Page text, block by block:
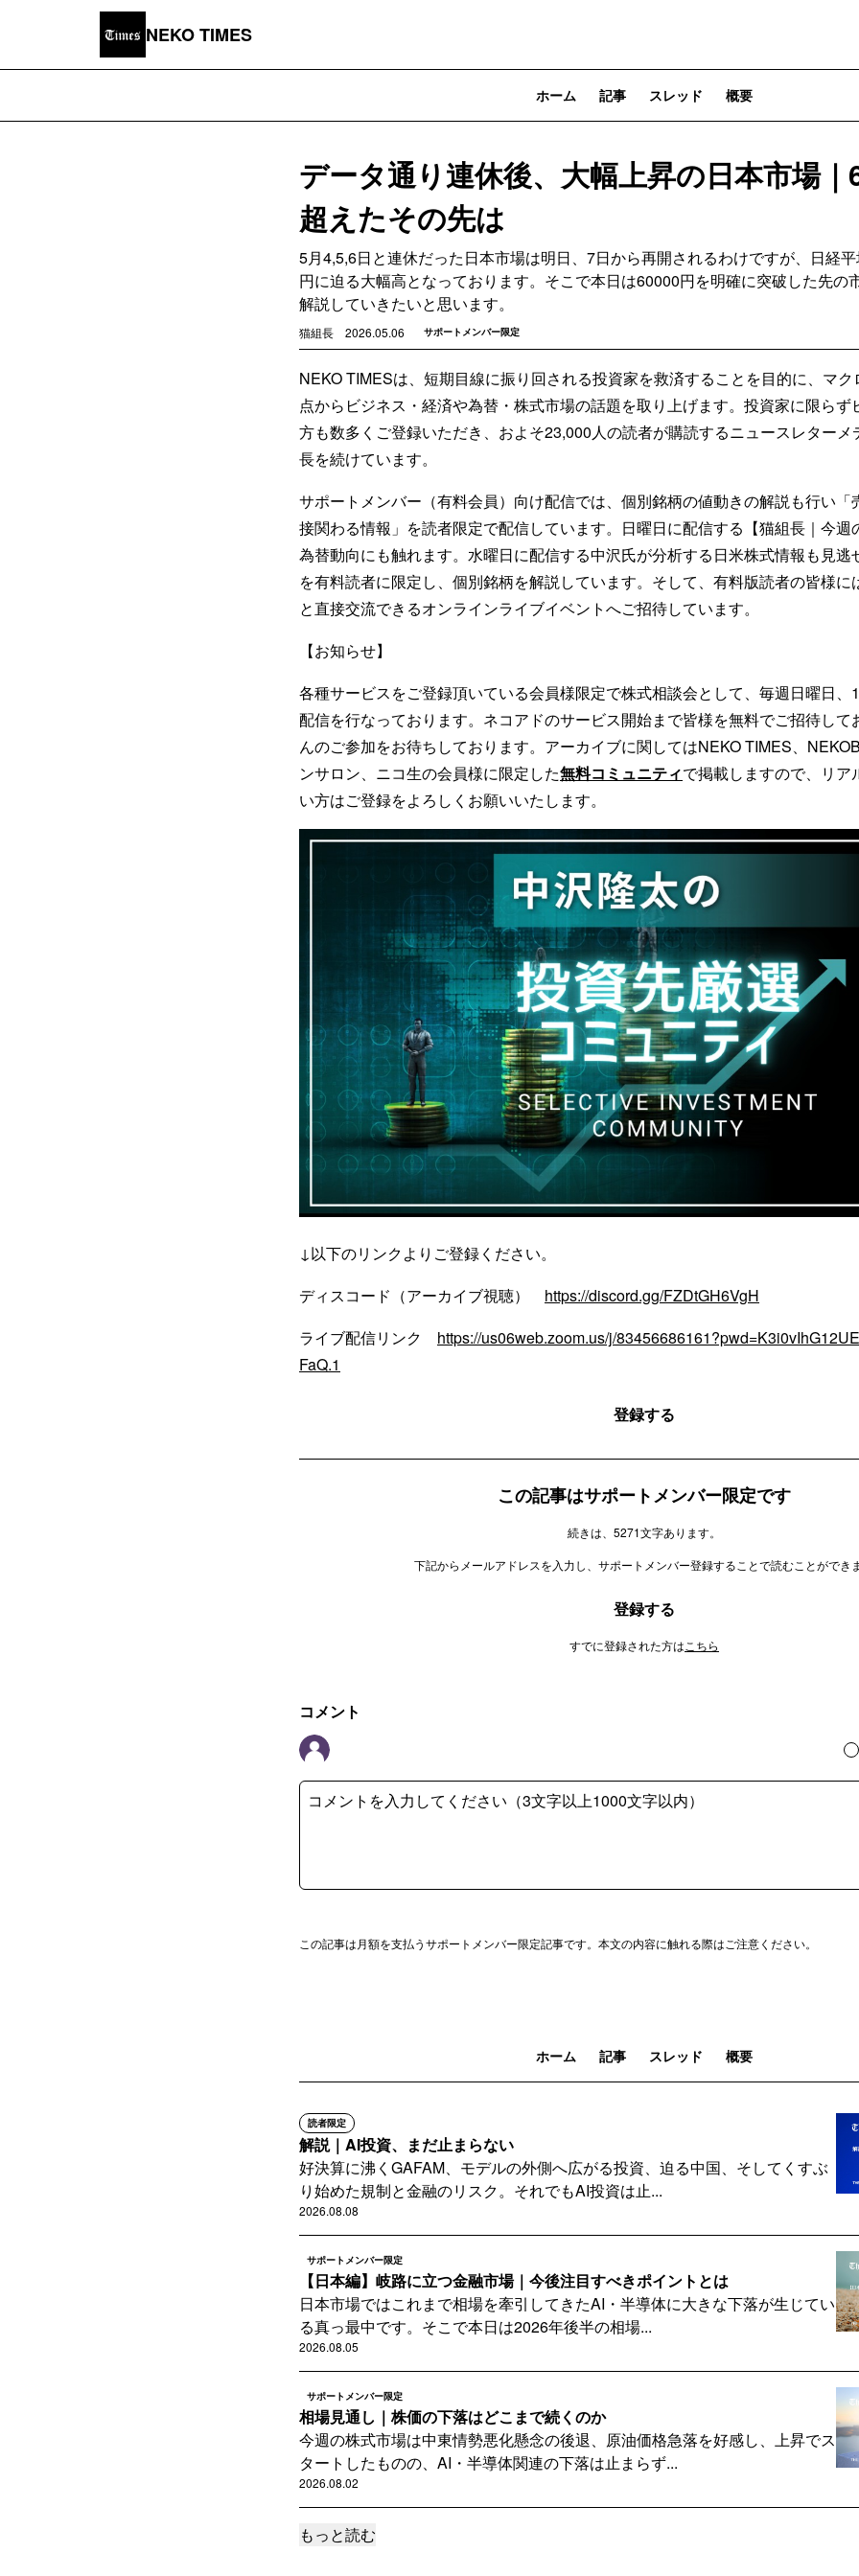
NEKO TIMES
ホーム 記事 スレッド 概要
データ通り連休後、大幅上昇の日本市場
超えたその先は
5月4,5,6日と連休だった日本市場は明日、7日から再開されるわけですが、日経
円に迫る大幅高となっております。そこで本日は60000円を明確に突破した先の
解説していきたいと思います。
猫組長 2026.05.06 サポートメンバー限定
NEKO TIMESは、短期目線に振り回される投資家を救済することを目的に、マ
点からビジネス・経済や為替・株式市場の話題を取り上げます。投資家に限らず
方も数多くご登録いただき、およそ23,000人の読者が購読するニュースレターメ
長を続けています。
サポートメンバー（有料会員）向け配信では、個別銘柄の値動きの解説も行い「
接関わる情報」を読者限定で配信しています。日曜日に配信する【猫組長｜今週
為替動向にも触れます。水曜日に配信する中沢氏が分析する日米株式情報も見逃
を有料読者に限定し、個別銘柄を解説しています。そして、有料版読者の皆様に
と直接交流できるオンラインライブイベントへご招待しています。
【お知らせ】
各種サービスをご登録頂いている会員様限定で株式相談会として、毎週日曜日、
配信を行なっております。ネコアドのサービス開始まで皆様を無料でご招待して
んのご参加をお待ちしております。アーカイブに関してはNEKO TIMES、
ンサロン、ニコ生の会員様に限定した無料コミュニティで掲載しますので、リア
い方はご登録をよろしくお願いいたします。
↓以下のリンクよりご登録ください。
ディスコード（アーカイブ視聴） https://discord.gg/FZDtGH6VgH
ライブ配信リンク https://us06web.zoom.us/j/
FaQ.1
登録する
この記事はサポートメンバー限定です
続きは、5271文字あります。
下記からメールアドレスを入力し、サポートメンバー登録することで読むことができ
登録する
すでに登録された方は こちら
コメント
この記事は月額を支払うサポートメンバー限定記事です。本文の内容に触れる際はご注意ください。
ホーム 記事 スレッド 概要
読者限定
解説｜AI投資、まだ止まらない
好決算に沸くGAFAM、モデルの外側へ広がる投資、迫る中国、そしてくすぶ
り始めた規制と金融のリスク。それでもAI投資は止...
2026.08.08
サポートメンバー限定
【日本編】岐路に立つ金融市場｜今後注目すべきポイントとは
日本市場ではこれまで相場を牽引してきたAI・半導体に大きな下落が生じてい
る真っ最中です。そこで本日は2026年後半の相場...
2026.08.05
サポートメンバー限定
相場見通し｜株価の下落はどこまで続くのか
今週の株式市場は中東情勢悪化懸念の後退、原油価格急落を好感し、上昇でス
タートしたものの、AI・半導体関連の下落は止まらず...
2026.08.02
読者限定
もっと読む